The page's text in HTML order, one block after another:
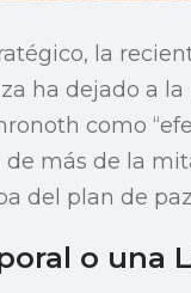
la
ha dejado a
como
más de la
del plan de
o una